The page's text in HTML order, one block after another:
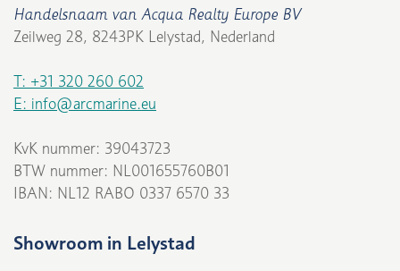
Handelsnaam van Acqua Realty Europe BV
Zeilweg 28, 8243PK Lelystad, Nederland
T: +31 320 260 602
E: info@arcmarine.eu
KvK nummer: 39043723
BTW nummer: NL001655760B01
IBAN: NL12 RABO 0337 6570 33
Showroom in Lelystad